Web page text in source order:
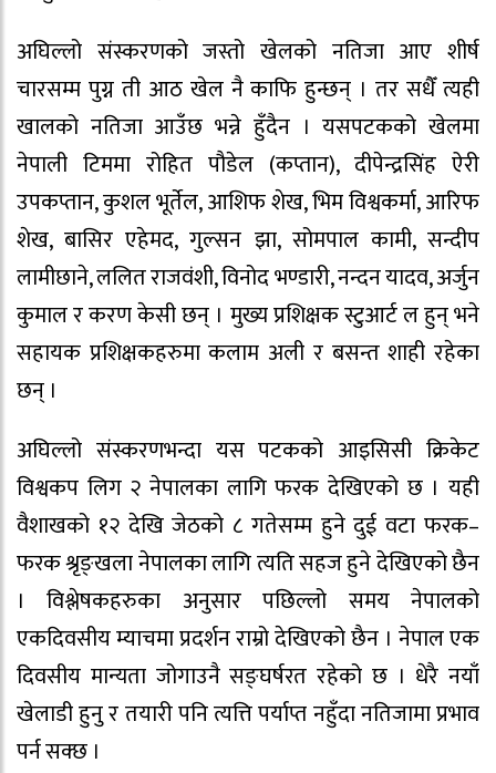
अघिल्लो संस्करणको जस्तो खेलको नतिजा आए शीर्ष
चारसम्म पुग्न ती आठ खेल नै काफि हुन्छन् । तर सधैँ त्यही
खालको नतिजा आउँछ भन्ने हुँदैन । यसपटकको खेलमा
नेपाली टिममा रोहित पौडेल (कप्तान), दीपेन्द्रसिंह ऐरी
उपकप्तान, कुशल भूर्तेल, आशिफ शेख, भिम विश्वकर्मा, आरिफ
शेख, बासिर एहेमद, गुल्सन झा, सोमपाल कामी, सन्दीप
लामीछाने, ललित राजवंशी, विनोद भण्डारी, नन्दन यादव, अर्जुन
कुमाल र करण केसी छन् । मुख्य प्रशिक्षक स्टुआर्ट ल हुन् भने
सहायक प्रशिक्षकहरुमा कलाम अली र बसन्त शाही रहेका
छन् ।
अघिल्लो संस्करणभन्दा यस पटकको आइसिसी क्रिकेट
विश्वकप लिग २ नेपालका लागि फरक देखिएको छ । यही
वैशाखको १२ देखि जेठको ८ गतेसम्म हुने दुई वटा फरक–
फरक श्रृङ्खला नेपालका लागि त्यति सहज हुने देखिएको छैन
। विश्लेषकहरुका अनुसार पछिल्लो समय नेपालको
एकदिवसीय म्याचमा प्रदर्शन राम्रो देखिएको छैन । नेपाल एक
दिवसीय मान्यता जोगाउनै सङ्घर्षरत रहेको छ । धेरै नयाँ
खेलाडी हुनु र तयारी पनि त्यत्ति पर्याप्त नहुँदा नतिजामा प्रभाव
पर्न सक्छ ।